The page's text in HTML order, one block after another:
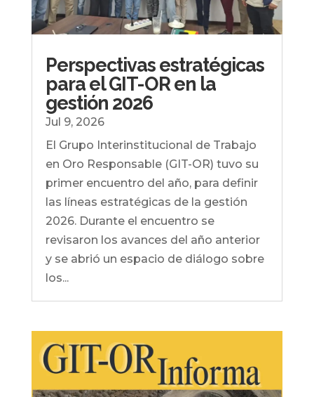
Perspectivas estratégicas
para el GIT-OR en la
gestión 2026
Jul 9, 2026
El Grupo Interinstitucional de Trabajo
en Oro Responsable (GIT-OR) tuvo su
primer encuentro del año, para definir
las líneas estratégicas de la gestión
2026. Durante el encuentro se
revisaron los avances del año anterior
y se abrió un espacio de diálogo sobre
los...